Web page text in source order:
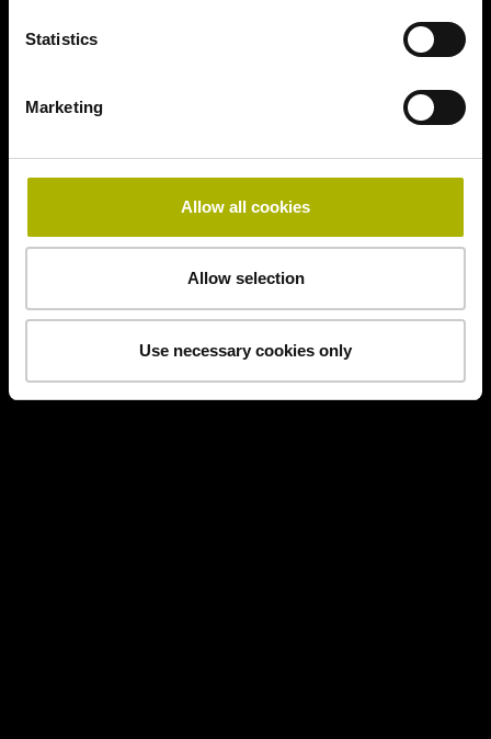
Statistics
Marketing
Allow all cookies
Allow selection
Use necessary cookies only